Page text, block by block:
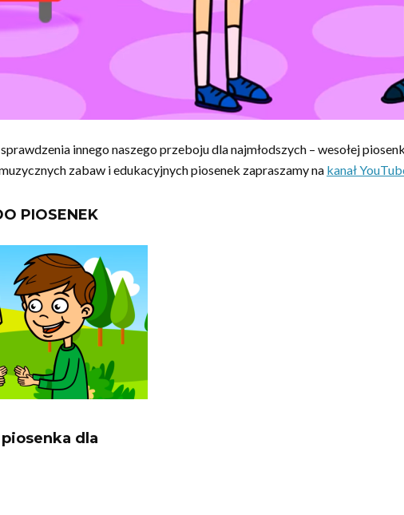
innego naszego przeboju dla najmłodszych – wesołej
zabaw i edukacyjnych piosenek zapraszamy na kanał
PIOSENEK
piosenka dla